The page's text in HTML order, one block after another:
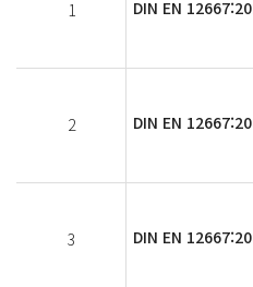
1 DIN EN
2 DIN EN
3 DIN EN